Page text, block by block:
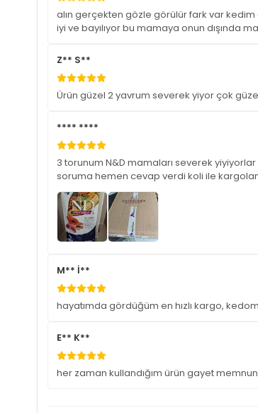
alın gerçekten gözle görülür fark var kedim
iyi ve bayılıyor bu mamaya onun dışında
Z** S**
Ürün güzel 2 yavrum severek yiyor çok
**** ****
3 torunum N&D mamaları severek
soruma hemen cevap verdi koli ile
M** İ**
hayatımda gördüğüm en hızlı kargo,
E** K**
her zaman kullandığım ürün gayet